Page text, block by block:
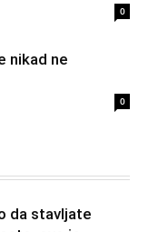
0
nikad ne
0
da stavljate